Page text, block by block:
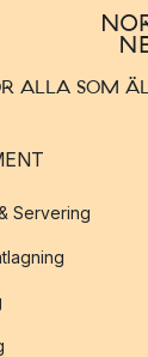
ALLA SOM
Servering